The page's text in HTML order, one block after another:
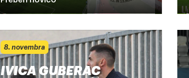
8. novembra
IVICA GUBERAC